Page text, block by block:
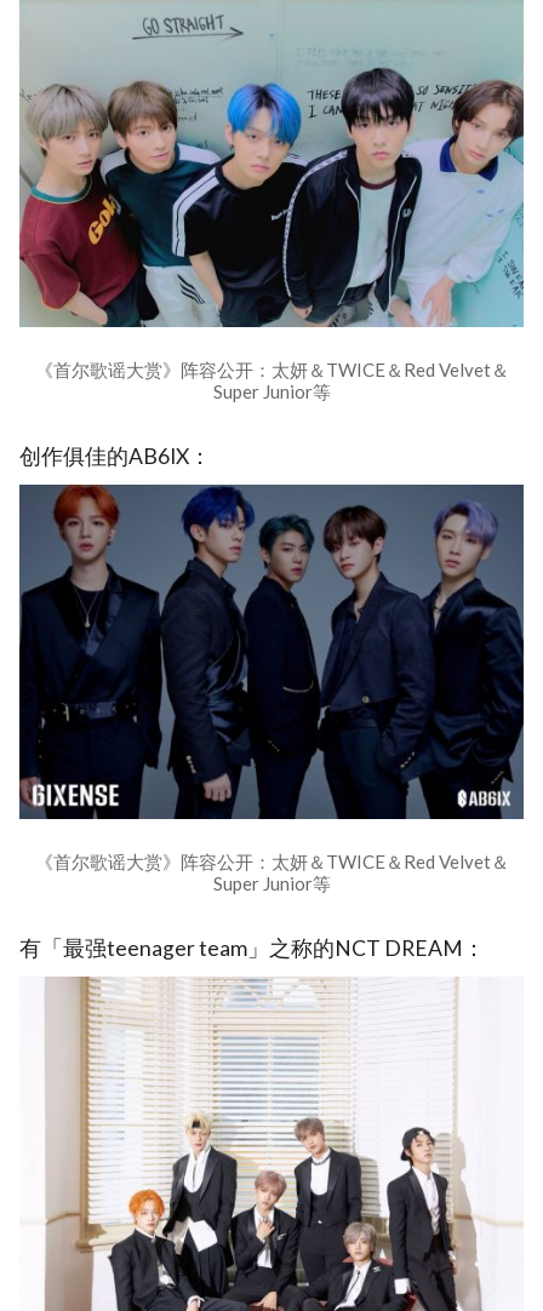
《首尔歌谣大赏》阵容公开：太妍＆TWICE＆Red Velvet＆
Super Junior等
创作俱佳的AB6IX：
《首尔歌谣大赏》阵容公开：太妍＆TWICE＆Red Velvet＆
Super Junior等
有「最强teenager team」之称的NCT DREAM：